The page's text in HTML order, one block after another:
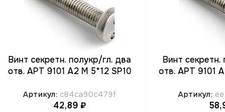
Винт секретн. полукр/гл. два
отв. АРТ 9101 А2 M 5*12 SP10
Артикул: c84ca90c479f
42,89 ₽
Винт секретн.
отв. АРТ 9101
Артикул: